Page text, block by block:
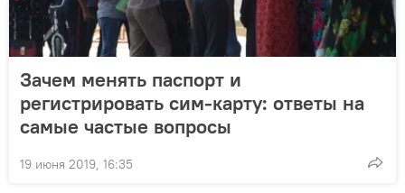
Зачем менять паспорт и
регистрировать сим-карту: ответы на
самые частые вопросы
19 июня 2019, 16:35